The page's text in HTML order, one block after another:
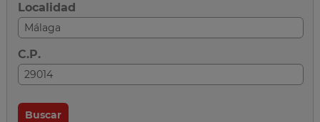
Localidad
C.P.